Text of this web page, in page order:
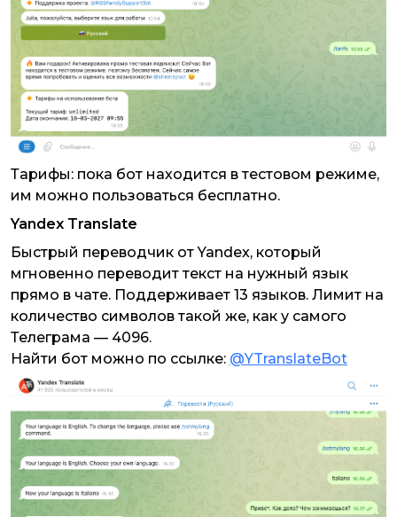
Тарифы: пока бот находится в тестовом режиме,
им можно пользоваться бесплатно.
Yandex Translate
Быстрый переводчик от Yandex, который
мгновенно переводит текст на нужный язык
прямо в чате. Поддерживает 13 языков. Лимит на
количество символов такой же, как у самого
Телеграма — 4096.
Найти бот можно по ссылке: @YTranslateBot